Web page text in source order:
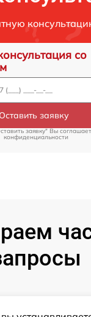
со
Оставить заявку
заявку" Вы
конфиденциальности